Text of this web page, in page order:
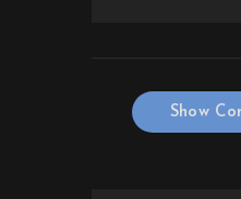
Show